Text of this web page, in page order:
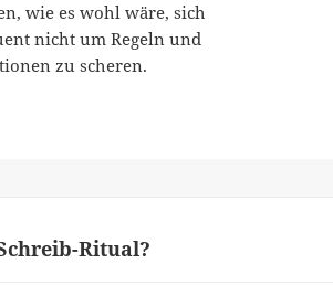
wie es wohl wäre, sich
nicht um Regeln und
zu scheren.
Ritual?